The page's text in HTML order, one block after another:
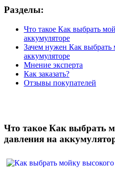
Разделы:
Что такое Как выбрать
аккумуляторе
Зачем нужен Как выбрать
аккумуляторе
Мнение эксперта
Как заказать?
Отзывы покупателей
Что такое Как выбрать
давления на